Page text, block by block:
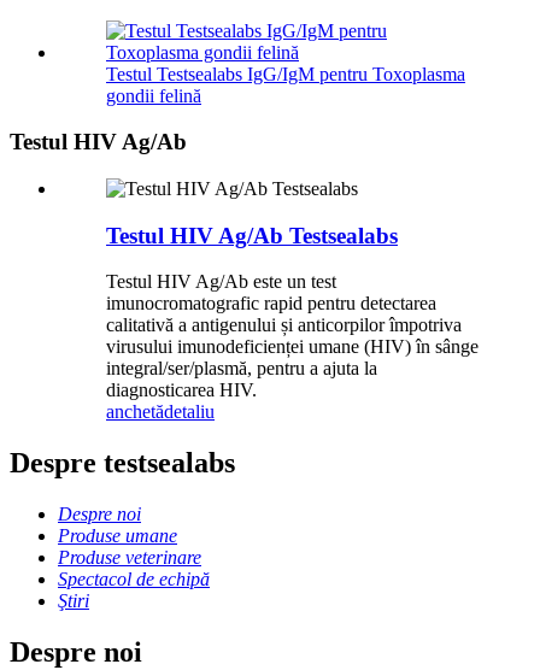
Testul Testsealabs IgG/IgM pentru Toxoplasma
gondii felină
Testul HIV Ag/Ab
Testul HIV Ag/Ab Testsealabs
Testul HIV Ag/Ab este un test
imunocromatografic rapid pentru detectarea
calitativă a antigenului și anticorpilor împotriva
virusului imunodeficienței umane (HIV) în sânge
integral/ser/plasmă, pentru a ajuta la
diagnosticarea HIV.
anchetădetaliu
Despre testsealabs
Despre noi
Produse umane
Produse veterinare
Spectacol de echipă
Ştiri
Despre noi